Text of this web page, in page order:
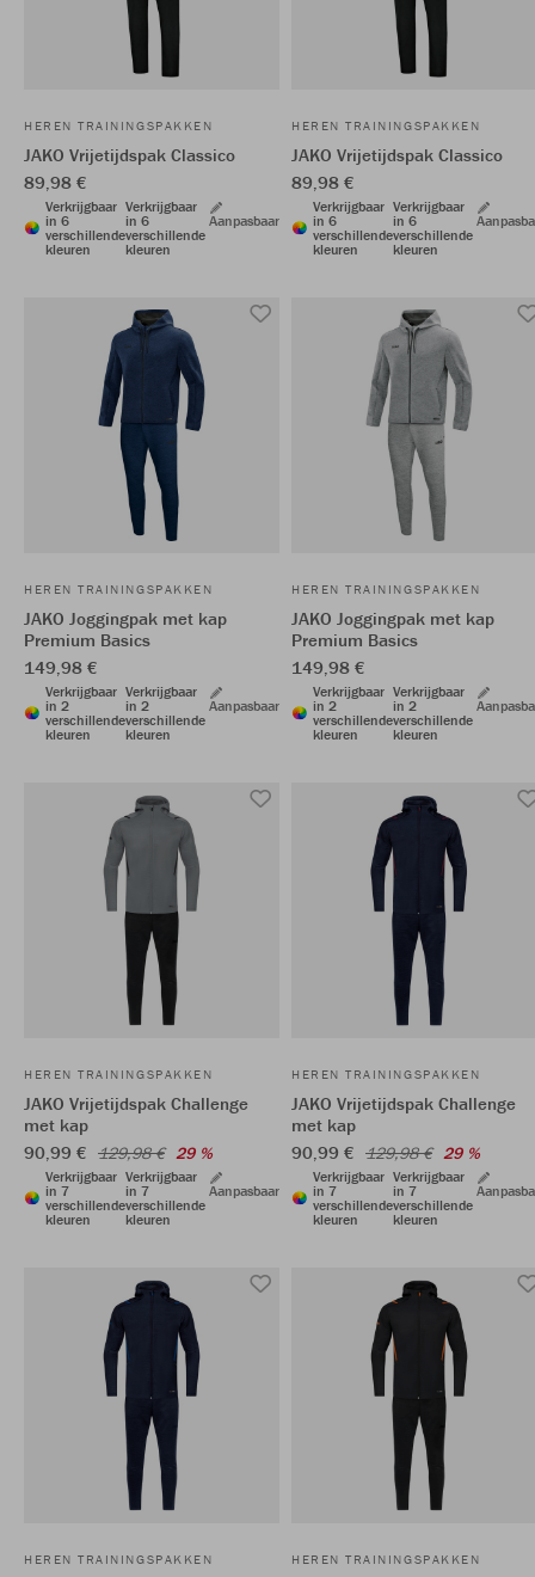
HEREN TRAININGSPAKKEN
JAKO Vrijetijdspak Classico
89,98 €
Verkrijgbaar
in 6
verschillende
kleuren
Verkrijgbaar
in 6
verschillende
kleuren
Aanpasbaar
HEREN TRAININGSPAKKEN
JAKO Vrijetijdspak Classico
89,98 €
Verkrijgbaar
in 6
verschillende
kleuren
Verkrijgbaar
in 6
verschillende
kleuren
HEREN TRAININGSPAKKEN
JAKO Joggingpak met kap
Premium Basics
149,98 €
Verkrijgbaar
in 2
verschillende
kleuren
Verkrijgbaar
in 2
verschillende
kleuren
Aanpasbaar
HEREN TRAININGSPAKKEN
JAKO Joggingpak met kap
Premium Basics
149,98 €
Verkrijgbaar
in 2
verschillende
kleuren
Verkrijgbaar
in 2
verschillende
kleuren
HEREN TRAININGSPAKKEN
JAKO Vrijetijdspak Challenge
met kap
90,99 € 129,98 € 29 %
Verkrijgbaar
in 7
verschillende
kleuren
Verkrijgbaar
in 7
verschillende
kleuren
Aanpasbaar
HEREN TRAININGSPAKKEN
JAKO Vrijetijdspak Challenge
met kap
90,99 € 129,98 € 29 %
Verkrijgbaar
in 7
verschillende
kleuren
Verkrijgbaar
in 7
verschillende
kleuren
HEREN TRAININGSPAKKEN HEREN TRAININGSPAKKEN